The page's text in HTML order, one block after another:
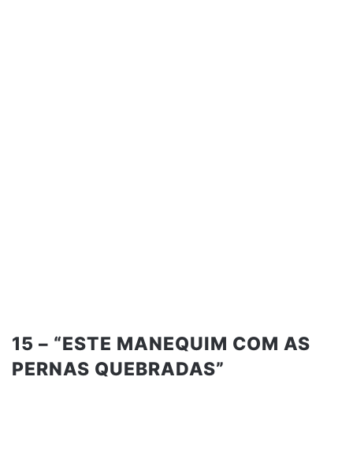
15 – “ESTE MANEQUIM COM AS
PERNAS QUEBRADAS”